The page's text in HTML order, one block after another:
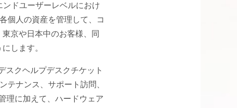
ドユーザーレベルにおけ
個人の資産を管理して、コ
京や日本中のお客様、同
します。
スクヘルプデスクチケット
テナンス、サポート訪問、
理に加えて、ハードウェア